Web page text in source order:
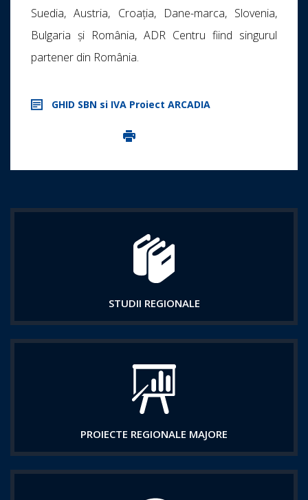
Suedia, Austria, Croația, Dane-marca, Slovenia,
Bulgaria și România, ADR Centru fiind singurul
partener din România.
GHID SBN si IVA Proiect ARCADIA
Imprima aceasta pagina
STUDII REGIONALE
PROIECTE REGIONALE MAJORE